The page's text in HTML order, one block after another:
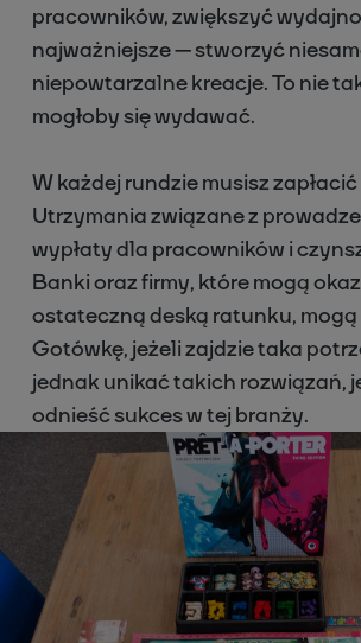
pracowników, zwiększyć
najważniejsze — stworzyć
niepowtarzalne kreacje. To nie
mogłoby się wydawać.
W każdej rundzie musisz
Utrzymania związane z
wypłaty dla pracowników i
Banki oraz firmy, które mogą
ostateczną deską ratunku,
Gotówkę, jeżeli zajdzie taka
jednak unikać takich rozwiązań,
odnieść sukces w tej branży.